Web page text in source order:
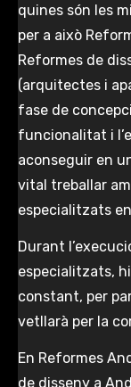
quines són les
per a això
Reformes de
(arquitectes i
fase de
funcionalitat i
aconseguir en
vital treballar
especialitzats
Durant
especialitzats,
constant, per
vetllarà per la
En Reformes
de disseny a